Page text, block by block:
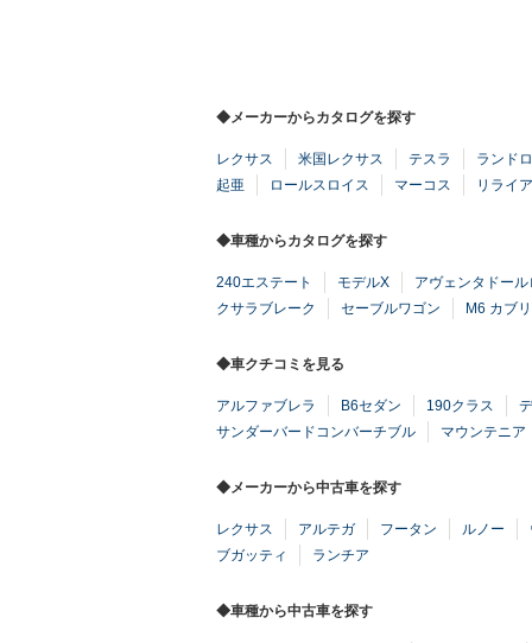
◆メーカーからカタログを探す
レクサス 米国レクサス テスラ
ランド
起亜
ロールスロイス マーコス リライ
◆車種からカタログを探す
240エステート モデルX
アヴェンタドー
クサラブレーク
セーブルワゴン M6 カブ
◆車クチコミを見る
アルファブレラ B6セダン 190クラス
サンダーバードコンバーチブル
マウンテニア
◆メーカーから中古車を探す
レクサス アルテガ フータン ルノー
ブガッティ
ランチア
◆車種から中古車を探す